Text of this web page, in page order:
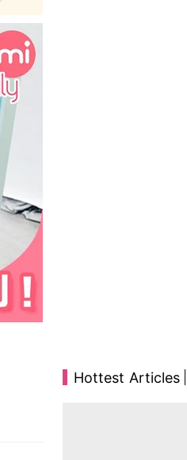
Hottest Articles